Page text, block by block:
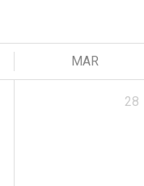
MAR
28